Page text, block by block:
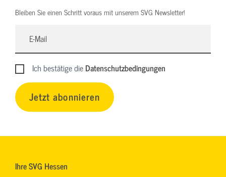
Bleiben Sie einen Schritt voraus mit unserem SVG Newsletter!
Ich bestätige dieDatenschutzbedingungen
Jetzt abonnieren
Ihre SVG Hessen